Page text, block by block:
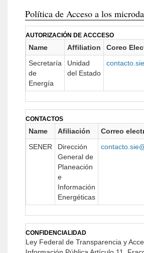
Política de Acceso a los
AUTORIZACIÓN DE ACCCESO
Name Affiliation Coreo
Secretaría
de
Energía
Unidad
del Estado
CONTACTOS
Name Afiliación Correo
SENER
Dirección
General de
Planeación
e
Información
Energéticas
CONFIDENCIALIDAD
Ley Federal de Transparencia y